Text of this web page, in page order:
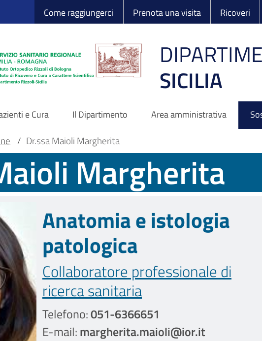
Ortopedico
Come raggiungerci Prenota una visita Ricoveri
SICILIA
e Cura Il Dipartimento Area amministrativa
/ Dr.ssa Maioli Margherita
Margherita
Anatomia e istologia
patologica
Collaboratore professionale di
ricerca sanitaria
Telefono:051-6366651
E-mail:margherita.maioli@ior.it